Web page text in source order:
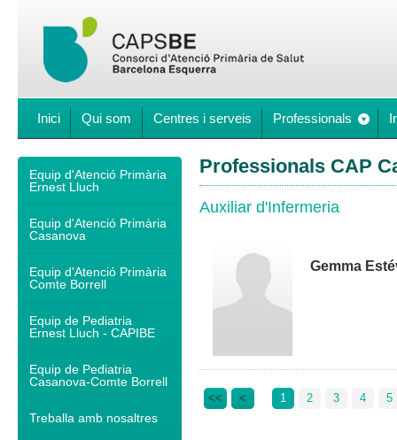
Inici Qui som Centres i serveis Professionals
Equip d'Atenció Primària
Ernest Lluch
Equip d'Atenció Primària
Casanova
Equip d'Atenció Primària
Comte Borrell
Equip de Pediatria
Ernest Lluch - CAPIBE
Equip de Pediatria
Casanova-Comte Borrell
Treballa amb nosaltres
Professionals CAP
Auxiliar d'Infermeria
Gemma
<< < 1 2 3 4 5